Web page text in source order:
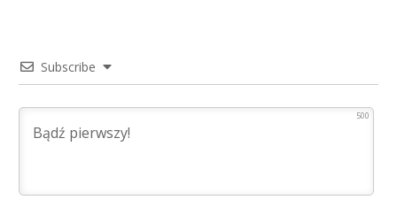
Subscribe
500